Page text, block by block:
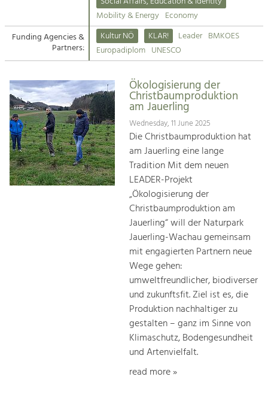
Suche
Impressum
Kontakt
Tourism
Offer Development and Positioning
Art & Culture
Crafts, Science and Research.
Social Affairs, Education
& Identity
Equality, Youth and Integration.
Climate Change, Public Transport and
Increase in Regional Value Added.
Mobility & Energy Economy
Funding Agencies &
Partners:
Kultur NÖ KLAR! Leader BMKOES
Europadiplom UNESCO
Ökologisierung der
Christbaumproduktion
am Jauerling
Wednesday, 11 June 2025
Die Christbaumproduktion hat
am Jauerling eine lange
Tradition Mit dem neuen
LEADER-Projekt
„Ökologisierung der
Christbaumproduktion am
Jauerling“ will der Naturpark
Jauerling-Wachau gemeinsam
mit engagierten Partnern neue
Wege gehen:
umweltfreundlicher, biodiverser
und zukunftsfit. Ziel ist es, die
Produktion nachhaltiger zu
gestalten – ganz im Sinne von
Klimaschutz, Bodengesundheit
und Artenvielfalt.
read more »